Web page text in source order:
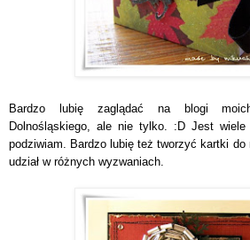
Bardzo lubię zaglądać na blogi
Dolnośląskiego, ale nie tylko. :D Jest wiele
podziwiam. Bardzo lubię też tworzyć kartki do
udział w różnych wyzwaniach.